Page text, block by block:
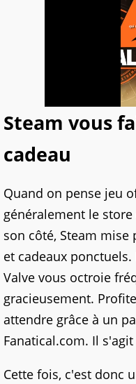
Steam vous
cadeau
Quand on pense jeu
généralement le
son côté, Steam mise
et cadeaux
Valve vous octroie
gracieusement.
attendre grâce à un
Fanatical.com. Il
Cette fois, c'est donc